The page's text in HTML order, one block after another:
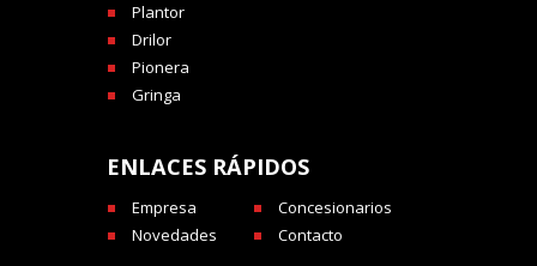
Plantor
Drilor
Pionera
Gringa
ENLACES RÁPIDOS
Empresa
Concesionarios
Novedades
Contacto